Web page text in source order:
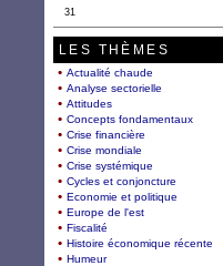
31
LES THÈMES
Actualité chaude
Analyse sectorielle
Attitudes
Concepts fondamentaux
Crise financière
Crise mondiale
Crise systémique
Cycles et conjoncture
Economie et politique
Europe de l'est
Fiscalité
Histoire économique récente
Humeur